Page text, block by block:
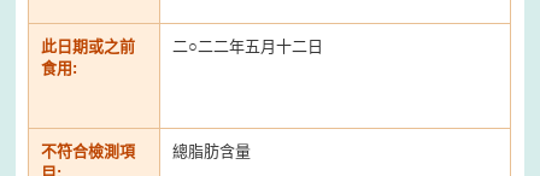
此日期或之前
食用:
二○二二年五月十二日
不符合檢測項
總脂肪含量